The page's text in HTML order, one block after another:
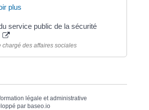
plus
service public de la sécurité
chargé des affaires sociales
légale et administrative
par baseo.io